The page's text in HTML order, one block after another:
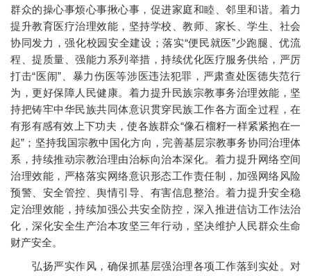
群众的操心事烦心事揪心事，促进家庭和睦、邻里和谐。着力
提升教育医疗治理效能，坚持学校、教师、家长、学生、社会
协同发力，强化校园安全建设；落实“便民就医”少跑腿、优流
程、提质量、强能力系列举措，持续优化医疗服务供给，严厉
打击“医闹”、暴力伤医等涉医违法犯罪，严肃查处医德失范行
为，更好保障人民健康。着力提升民族宗教事务治理效能，坚
持把铸牢中华民族共同体意识贯穿民族工作各方面全过程，在
有形有感有效上下功夫，使各族群众“像石榴籽一样紧紧抱在一
起”；坚持我国宗教中国化方向，完善基层宗教事务协同治理体
系，持续推动宗教治理由治标向治本深化。着力提升网络空间
治理效能，严格落实网络意识形态工作责任制，加强网络风险
预警、安全管控、舆情引导、有害信息整治。着力提升安全稳
定治理效能，持续加强公共安全防控，深入推进信访工作法治
化，深化安全生产治本攻坚三年行动，坚决维护人民群众生命
财产安全。
弘扬严实作风，确保抓基层强治理各项工作落到实处。对